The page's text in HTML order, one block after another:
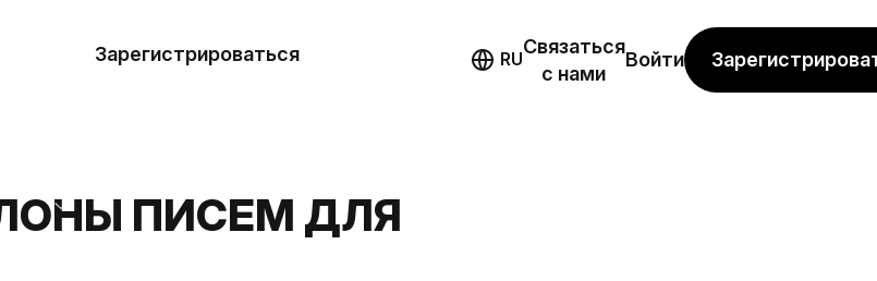
Зарегистрироваться RU
Связаться
с нами
Войти
ПИСЕМ ДЛЯ